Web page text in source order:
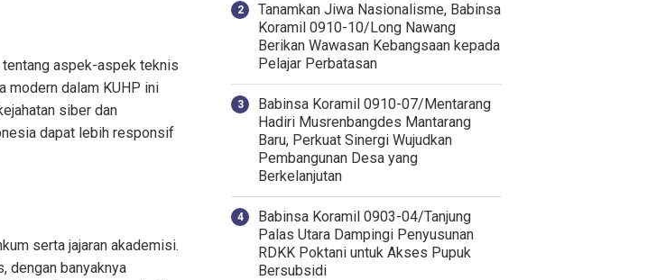
tentang aspek-aspek teknis
modern dalam KUHP ini
siber dan
dapat lebih responsif
serta jajaran akademisi.
dengan banyaknya
Tanamkan Jiwa Nasionalisme, Babinsa
Koramil 0910-10/Long Nawang
Berikan Wawasan Kebangsaan kepada
Pelajar Perbatasan
Babinsa Koramil 0910-07/Mentarang
Hadiri Musrenbangdes Mantarang
Baru, Perkuat Sinergi Wujudkan
Pembangunan Desa yang
Berkelanjutan
‎Babinsa Koramil 0903-04/Tanjung
Palas Utara Dampingi Penyusunan
RDKK Poktani untuk Akses Pupuk
Bersubsidi